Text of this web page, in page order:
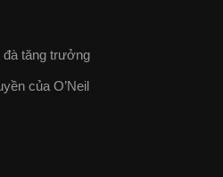
đà tăng trưởng
của O’Neil